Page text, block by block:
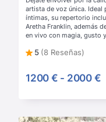
artista de voz única. Ideal
íntimas, su repertorio
Aretha Franklin, además
en vivo con magia, gusto
5 (8 Reseñas)
1200 € - 2000 €